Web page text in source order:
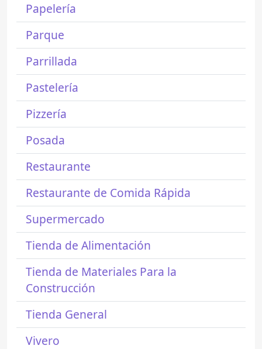
Papelería
Parque
Parrillada
Pastelería
Pizzería
Posada
Restaurante
Restaurante de Comida Rápida
Supermercado
Tienda de Alimentación
Tienda de Materiales Para la
Construcción
Tienda General
Vivero